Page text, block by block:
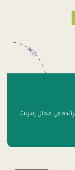
في مجال إنترنت